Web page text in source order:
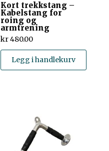
Kort trekkstang –
Kabelstang for
roing og
armtrening
kr480.00
Legg i handlekurv